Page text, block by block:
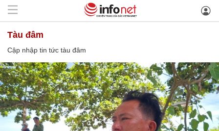
tàu đâm
Cập nhập tin tức tàu đâm